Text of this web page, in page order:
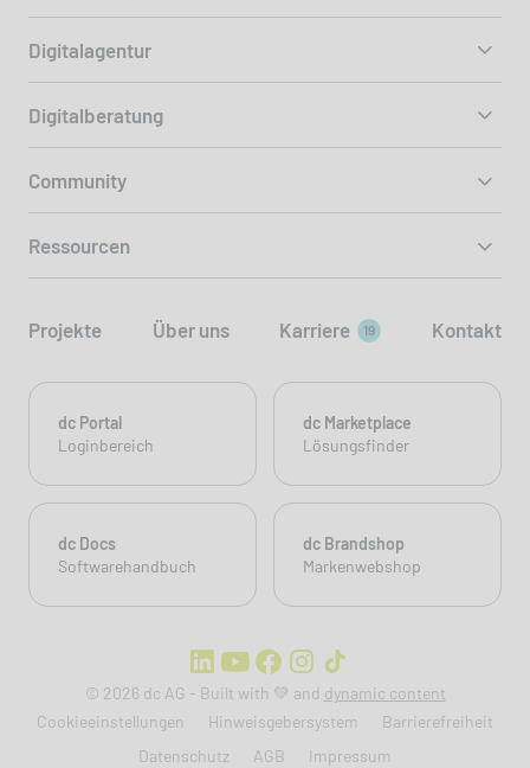
Digitalagentur
Digitalberatung
Community
Ressourcen
Projekte Über uns Karriere 19 Kontakt
dc Portal
Loginbereich
dc Marketplace
Lösungsfinder
dc Docs
Softwarehandbuch
dc Brandshop
Markenwebshop
© 2026 dc AG - Built with 💚 and dynamic content
Cookieeinstellungen
Hinweisgebersystem
Barrierefreiheit
Datenschutz
AGB Impressum